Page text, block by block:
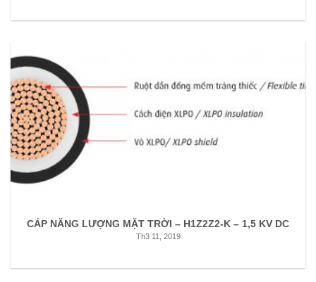
CÁP NĂNG LƯỢNG MẶT TRỜI – H1Z2Z2-K – 1,5 KV DC
Th3 11, 2019